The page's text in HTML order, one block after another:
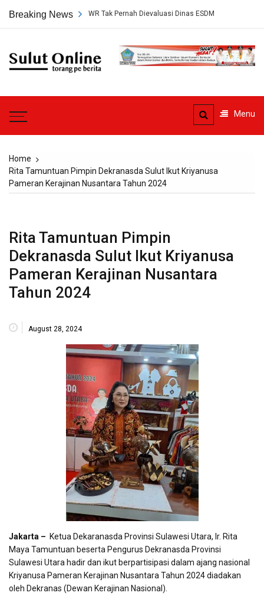
Breaking News
PT HWR Tak Pernah Dievaluasi Dinas ESDM Pledoi
Sulut
Menu
Home
Rita Tamuntuan Pimpin Dekranasda Sulut Ikut Kriyanusa
Pameran Kerajinan Nusantara Tahun 2024
Rita Tamuntuan Pimpin
Dekranasda Sulut Ikut Kriyanusa
Pameran Kerajinan Nusantara
Tahun 2024
August 28, 2024
Jakarta – Ketua Dekaranasda Provinsi Sulawesi Utara, Ir. Rita
Maya Tamuntuan beserta Pengurus Dekranasda Provinsi
Sulawesi Utara hadir dan ikut berpartisipasi dalam ajang nasional
Kriyanusa Pameran Kerajinan Nusantara Tahun 2024 diadakan
oleh Dekranas (Dewan Kerajinan Nasional).